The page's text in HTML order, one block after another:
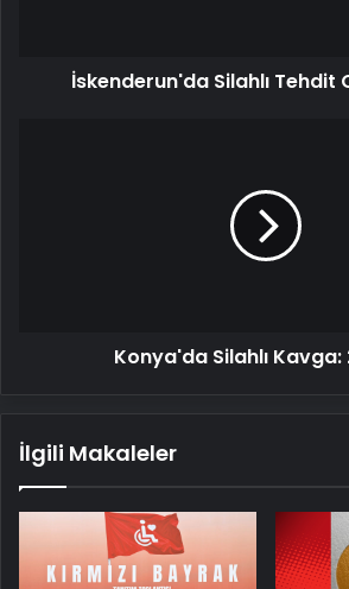
İskenderun'da Silahlı Tehdit
Konya'da Silahlı Kavga:
İlgili Makaleler